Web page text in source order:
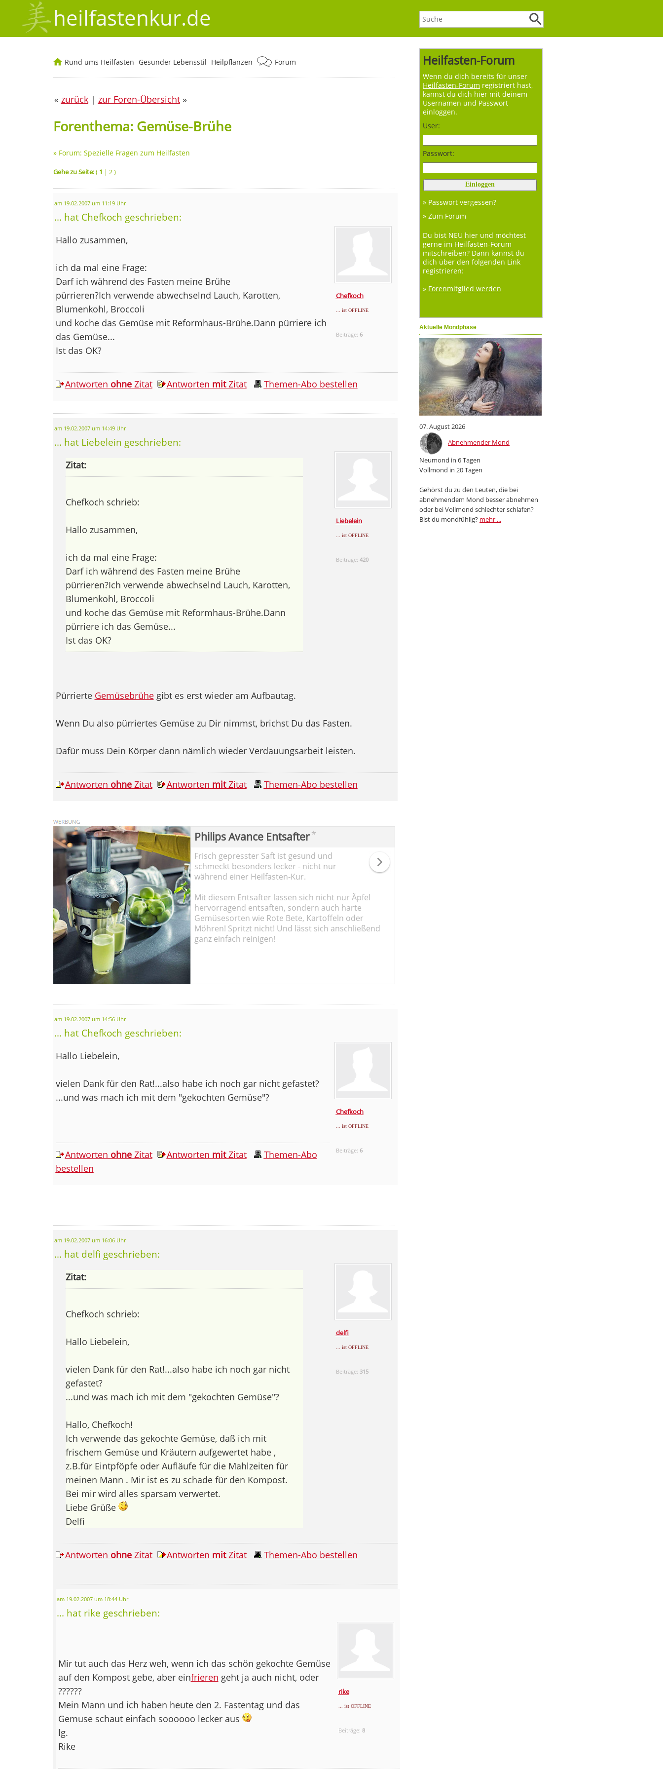
heilfastenkur.de
Heilfasten-Forum
Wenn du dich bereits für unser
Heilfasten-Forum registriert hast,
kannst du dich hier mit deinem
Usernamen und Passwort
einloggen.
User:
Passwort:
» Passwort vergessen?
» Zum Forum
Du bist NEU hier und möchtest
gerne im Heilfasten-Forum
mitschreiben? Dann kannst du
dich über den folgenden Link
registrieren:
» Forenmitglied werden
Aktuelle Mondphase
07. August 2026
Abnehmender Mond
Neumond in 6 Tagen
Vollmond in 20 Tagen
Gehörst du zu den Leuten, die bei
abnehmendem Mond besser abnehmen
oder bei Vollmond schlechter schlafen?
Bist du mondfühlig? mehr ...
Rund ums Heilfasten Gesunder Lebensstil Heilpflanzen Forum
« zurück| zur Foren-Übersicht»
Forenthema: Gemüse-Brühe
» Forum: Spezielle Fragen zum Heilfasten
Gehe zu Seite:( 1 | 2)
am 19.02.2007 um 11:19 Uhr
... hat Chefkoch geschrieben:
Chefkoch
... ist OFFLINE
Beiträge: 6
Hallo zusammen,
ich da mal eine Frage:
Darf ich während des Fasten meine Brühe
pürrieren?Ich verwende abwechselnd Lauch, Karotten,
Blumenkohl, Broccoli
und koche das Gemüse mit Reformhaus-Brühe.Dann pürriere ich
das Gemüse...
Ist das OK?
Antworten ohneZitat Antworten mitZitat Themen-Abo bestellen
am 19.02.2007 um 14:49 Uhr
... hat Liebelein geschrieben:
Liebelein
... ist OFFLINE
Beiträge: 420
Zitat:
Chefkoch schrieb:
Hallo zusammen,
ich da mal eine Frage:
Darf ich während des Fasten meine Brühe
pürrieren?Ich verwende abwechselnd Lauch, Karotten,
Blumenkohl, Broccoli
und koche das Gemüse mit Reformhaus-Brühe.Dann
pürriere ich das Gemüse...
Ist das OK?
Pürrierte Gemüsebrühegibt es erst wieder am Aufbautag.
Wenn Du also pürriertes Gemüse zu Dir nimmst, brichst Du das Fasten.
Dafür muss Dein Körper dann nämlich wieder Verdauungsarbeit leisten.
Antworten ohneZitat Antworten mitZitat Themen-Abo bestellen
Philips Avance Entsafter*
Frisch gepresster Saft ist gesund und
schmeckt besonders lecker - nicht nur
während einer Heilfasten-Kur.
Mit diesem Entsafter lassen sich nicht nur Äpfel
hervorragend entsaften, sondern auch harte
Gemüsesorten wie Rote Bete, Kartoffeln oder
Möhren! Spritzt nicht! Und lässt sich anschließend
ganz einfach reinigen!
am 19.02.2007 um 14:56 Uhr
... hat Chefkoch geschrieben:
Chefkoch
... ist OFFLINE
Beiträge: 6
Hallo Liebelein,
vielen Dank für den Rat!...also habe ich noch gar nicht gefastet?
...und was mach ich mit dem "gekochten Gemüse"?
Antworten ohneZitat Antworten mitZitat
Themen-Abo
bestellen
am 19.02.2007 um 16:06 Uhr
... hat delfi geschrieben:
delfi
... ist OFFLINE
Beiträge: 315
Zitat:
Chefkoch schrieb:
Hallo Liebelein,
vielen Dank für den Rat!...also habe ich noch gar nicht
gefastet?
...und was mach ich mit dem "gekochten Gemüse"?
Hallo, Chefkoch!
Ich verwende das gekochte Gemüse, daß ich mit
frischem Gemüse und Kräutern aufgewertet habe ,
z.B.für Eintpföpfe oder Aufläufe für die Mahlzeiten für
meinen Mann . Mir ist es zu schade für den Kompost.
Bei mir wird alles sparsam verwertet.
Liebe Grüße
Delfi
Antworten ohneZitat Antworten mitZitat Themen-Abo bestellen
am 19.02.2007 um 18:44 Uhr
... hat rike geschrieben:
rike
... ist OFFLINE
Beiträge: 8
Mir tut auch das Herz weh, wenn ich das schön gekochte Gemüse
auf den Kompost gebe, aber einfrieren geht ja auch nicht, oder
??????
Mein Mann und ich haben heute den 2. Fastentag und das
Gemuse schaut einfach soooooo lecker aus
lg.
Rike